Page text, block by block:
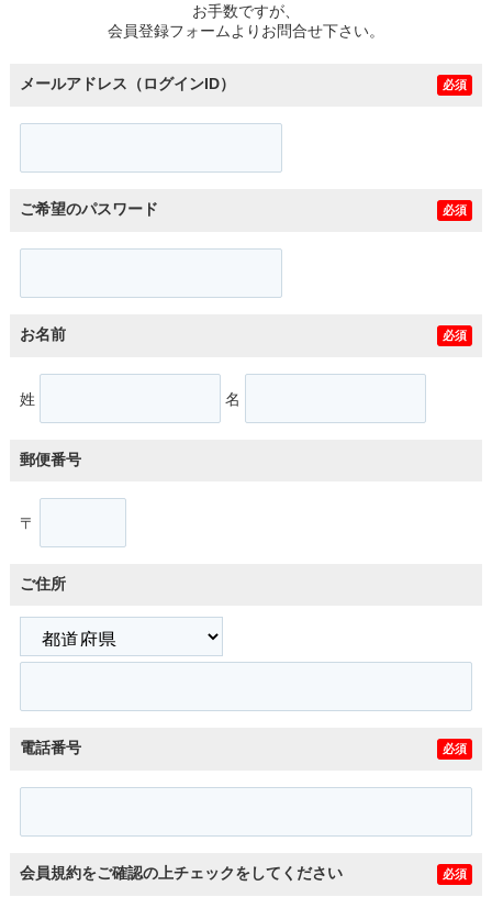
お手数ですが、
会員登録フォームよりお問合せ下さい。
メールアドレス（ログインID） 必須
ご希望のパスワード 必須
お名前 必須
姓 名
郵便番号
〒
ご住所
電話番号 必須
会員規約をご確認の上チェックをしてください 必須